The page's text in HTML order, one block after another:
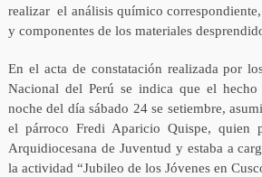
realizar el análisis químico
y componentes de los materiales
En el acta de constatación realizada por
Nacional del Perú se indica que el
noche del día sábado 24 se setiembre,
el párroco Fredi Aparicio Quispe, quien
Arquidiocesana de Juventud y estaba a
la actividad “Jubileo de los Jóvenes en